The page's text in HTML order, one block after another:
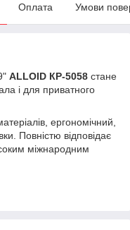
Оплата Умови
ALLOID КР-5058 стане
і для приватного
ергономічний,
Повністю відповідає
міжнародним